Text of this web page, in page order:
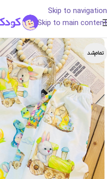
Skip to navigation
Skip to main content
تمام‌شد